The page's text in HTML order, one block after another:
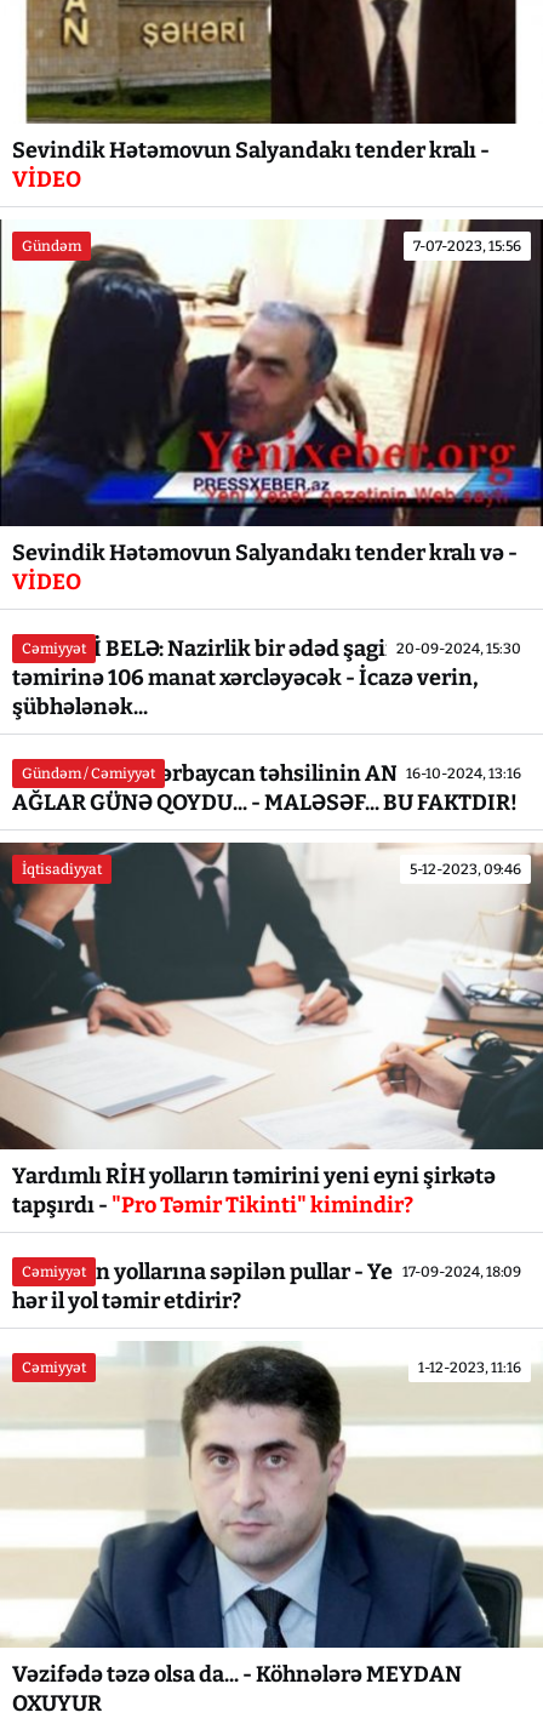
Sevindik Hətəmovun Salyandakı tender kralı -
VİDEO
Gündəm 7-07-2023, 15:56
Sevindik Hətəmovun Salyandakı tender kralı və -
VİDEO
Cəmiyyət 20-09-2024, 15:30
BU NƏDİ BELƏ: Nazirlik bir ədəd şagird partasının
təmirinə 106 manat xərcləyəcək - İcazə verin,
şübhələnək...
Gündəm / Cəmiyyət 16-10-2024, 13:16
Əmrullayev Azərbaycan təhsilinin ANASINI NECƏ
AĞLAR GÜNƏ QOYDU... - MALƏSƏF... BU FAKTDIR!
İqtisadiyyat 5-12-2023, 09:46
Yardımlı RİH yolların təmirini yeni eyni şirkətə
tapşırdı - "Pro Təmir Tikinti" kimindir?
Cəmiyyət 17-09-2024, 18:09
Göygölün yollarına səpilən pullar - Yerli rəhbərlik
hər il yol təmir etdirir?
Cəmiyyət 1-12-2023, 11:16
Vəzifədə təzə olsa da... - Köhnələrə MEYDAN
OXUYUR